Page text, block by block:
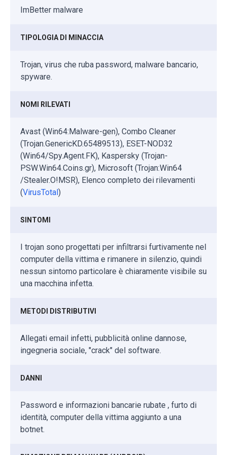
ImBetter malware
TIPOLOGIA DI MINACCIA
Trojan, virus che ruba password, malware bancario,
spyware.
NOMI RILEVATI
Avast (Win64:Malware-gen), Combo Cleaner
(Trojan.GenericKD.65489513), ESET-NOD32
(Win64/Spy.Agent.FK), Kaspersky (Trojan-
PSW.Win64.Coins.gr), Microsoft (Trojan:Win64
/Stealer.O!MSR), Elenco completo dei rilevamenti
(VirusTotal)
SINTOMI
I trojan sono progettati per infiltrarsi furtivamente nel
computer della vittima e rimanere in silenzio, quindi
nessun sintomo particolare è chiaramente visibile su
una macchina infetta.
METODI DISTRIBUTIVI
Allegati email infetti, pubblicità online dannose,
ingegneria sociale, "crack" del software.
DANNI
Password e informazioni bancarie rubate , furto di
identità, computer della vittima aggiunto a una
botnet.